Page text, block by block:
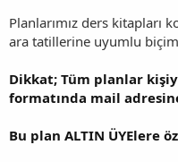
a
n
h
i
Planlarımız ders kitapları
ara tatillerine uyumlu
Dikkat; Tüm planlar
formatında mail
Bu plan ALTIN ÜYElere